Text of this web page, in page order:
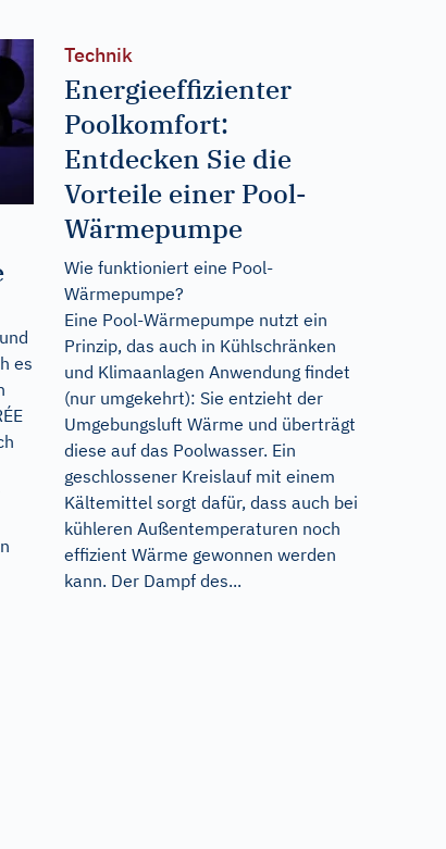
es
Technik
Energieeffizienter
Poolkomfort:
Entdecken Sie die
Vorteile einer Pool-
Wärmepumpe
Wie funktioniert eine Pool-
Wärmepumpe?
Eine Pool-Wärmepumpe nutzt ein
Prinzip, das auch in Kühlschränken
und Klimaanlagen Anwendung findet
(nur umgekehrt): Sie entzieht der
Umgebungsluft Wärme und überträgt
diese auf das Poolwasser. Ein
geschlossener Kreislauf mit einem
Kältemittel sorgt dafür, dass auch bei
kühleren Außentemperaturen noch
effizient Wärme gewonnen werden
kann. Der Dampf des...